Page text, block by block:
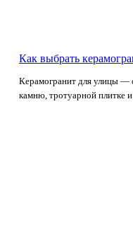
Как выбрать
Керамогранит для улицы —
камню, тротуарной плитке